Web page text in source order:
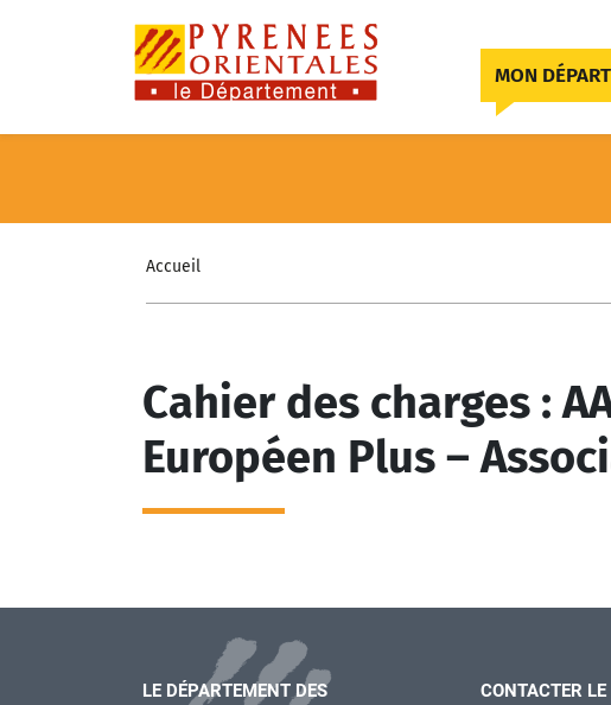
MON
Accueil
Cahier des charges :
Européen Plus –
LE DÉPARTEMENT DES
CONTACTER